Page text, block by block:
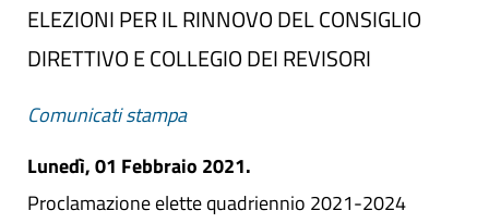
ELEZIONI PER IL RINNOVO DEL CONSIGLIO
DIRETTIVO E COLLEGIO DEI REVISORI
Comunicati stampa
Lunedì, 01 Febbraio 2021.
Proclamazione elette quadriennio 2021-2024